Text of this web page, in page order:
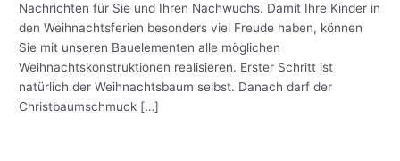
Nachrichten für Sie und Ihren Nachwuchs. Damit Ihre Kinder in
den Weihnachtsferien besonders viel Freude haben, können
Sie mit unseren Bauelementen alle möglichen
Weihnachtskonstruktionen realisieren. Erster Schritt ist
natürlich der Weihnachtsbaum selbst. Danach darf der
Christbaumschmuck […]